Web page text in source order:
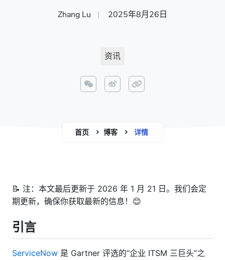
Zhang Lu
| 2025年8月26日
资讯
首页 博客 详情
📝 注：本文最后更新于 2026 年 1 月 21 日。我们会定
期更新，确保你获取最新的信息！😊
引言
ServiceNow 是 Gartner 评选的“企业 ITSM 三巨头”之